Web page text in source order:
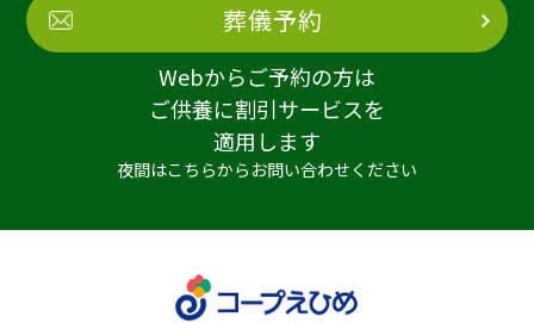
葬儀予約
Webからご予約の方は
ご供養に割引サービスを
適用します
夜間はこちらからお問い合わせください